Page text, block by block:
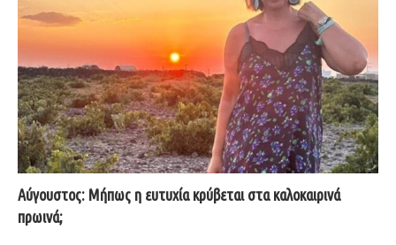
Αύγουστος: Μήπως η ευτυχία κρύβεται στα καλοκαιρινά
πρωινά;